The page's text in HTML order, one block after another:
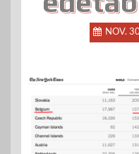
NOV.